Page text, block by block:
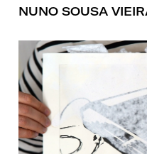
NUNO SOUSA